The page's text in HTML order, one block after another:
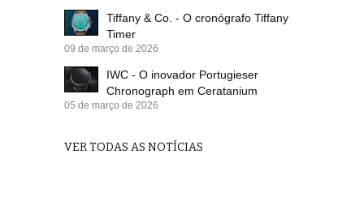
Tiffany & Co. - O cronógrafo Tiffany
Timer
09 de março de 2026
IWC - O inovador Portugieser
Chronograph em Ceratanium
05 de março de 2026
VER TODAS AS NOTÍCIAS